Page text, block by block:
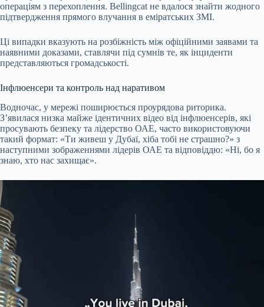
операціям з перехоплення. Bellingcat не вдалося знайти жодного
підтвердження прямого влучання в еміратських ЗМІ.
Ці випадки вказують на розбіжність між офіційними заявами та
наявними доказами, ставлячи під сумнів те, як інциденти
представляються громадськості.
Інфлюенсери та контроль над наративом
Водночас, у мережі поширюється проурядова риторика.
З’явилася низка майже ідентичних відео від інфлюенсерів, які
просувають безпеку та лідерство ОАЕ, часто використовуючи
такий формат: «Ти живеш у Дубаї, хіба тобі не страшно?» з
наступними зображеннями лідерів ОАЕ та відповіддю: «Ні, бо я
знаю, хто нас захищає».